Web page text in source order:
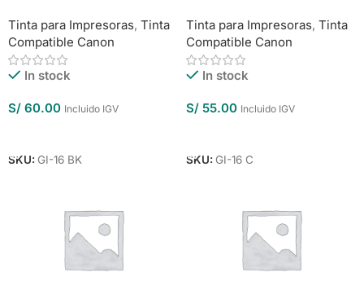
Tinta para Impresoras, Tinta
Compatible Canon
In stock
S/ 60.00 Incluido IGV
SKU: GI-16 BK
Tinta para Impresoras, Tinta
Compatible Canon
In stock
S/ 55.00 Incluido IGV
SKU: GI-16 C